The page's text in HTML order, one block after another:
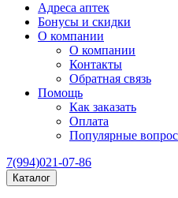
Адреса аптек
Бонусы и скидки
О компании
О компании
Контакты
Обратная связь
Помощь
Как заказать
Оплата
Популярные
7(994)021-07-86
Каталог